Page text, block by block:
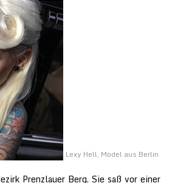
Lexy Hell, Model aus Berlin
Prenzlauer Berg. Sie saß vor einer